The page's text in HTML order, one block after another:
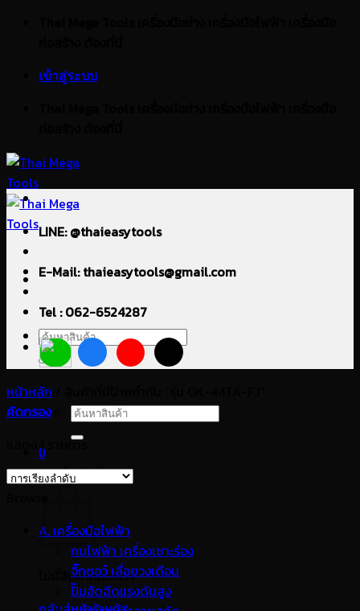
เข้าสู่ระบบ
ค้นหา:
ค้นหา:
0
ตะกร้าสินค้า
ไม่มีสินค้าในตะกร้า
LINE: @thaieasytools
E-Mail: thaieasytools@gmail.com
Tel : 062-6524287
หน้าหลัก
คัดกรอง
แสดง 1 รายการ
A. เครื่องมือไฟฟ้า
กบไฟฟ้า เครื่องเซาะร่อง
จิ๊กซอว์ เลื่อยวงเดือน
ปั๊มอัดฉีดแรงดันสูง